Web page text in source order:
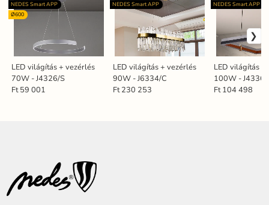
LED világítás + vezérlés
70W - J4326/S
NEDES Smart APP
Ø600
Ft 59 001
LED világítás + vezérlés
90W - J6334/C
NEDES Smart APP
Ft 230 253
LED világítás +
100W -
NEDES Smart APP
Ft 104 498